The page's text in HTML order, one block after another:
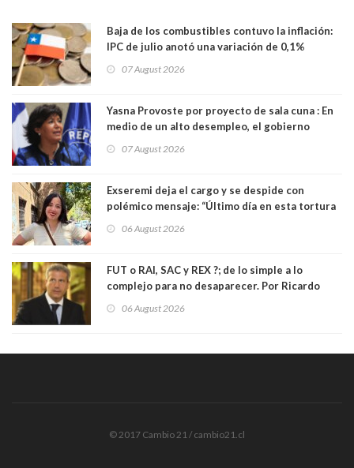
Baja de los combustibles contuvo la inflación:
IPC de julio anotó una variación de 0,1%
07 August 2026
Yasna Provoste por proyecto de sala cuna : En
medio de un alto desempleo, el gobierno
07 August 2026
Exseremi deja el cargo y se despide con
polémico mensaje: “Último día en esta tortura
06 August 2026
FUT o RAI, SAC y REX ?; de lo simple a lo
complejo para no desaparecer. Por Ricardo
06 August 2026
© 2017 Cambio 21 / cambio21.cl